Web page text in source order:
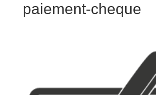
paiement-cheque